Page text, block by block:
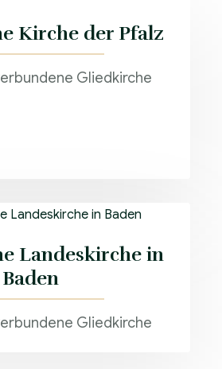
Kirche der Pfalz
Gliedkirche
Landeskirche in
Baden
Gliedkirche